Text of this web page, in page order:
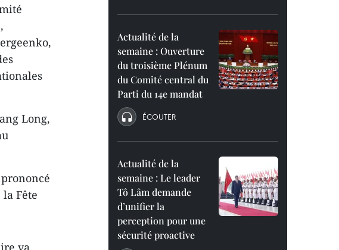
Long,
Fête
va
Actualité de la
semaine : Ouverture
du troisième Plénum
du Comité central du
Parti du 14e mandat
ÉCOUTER
Actualité de la
semaine : Le leader
Tô Lâm demande
d’unifier la
perception pour une
sécurité proactive